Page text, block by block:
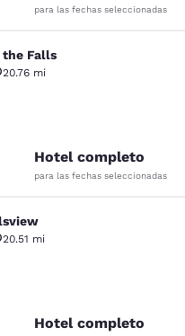
para las fechas seleccionadas
Falls
the Falls
20.76 mi
Bueno. 985 reseñas
Hotel completo
para las fechas seleccionadas
20.51 mi
Bueno. 5445 reseñas
Hotel completo